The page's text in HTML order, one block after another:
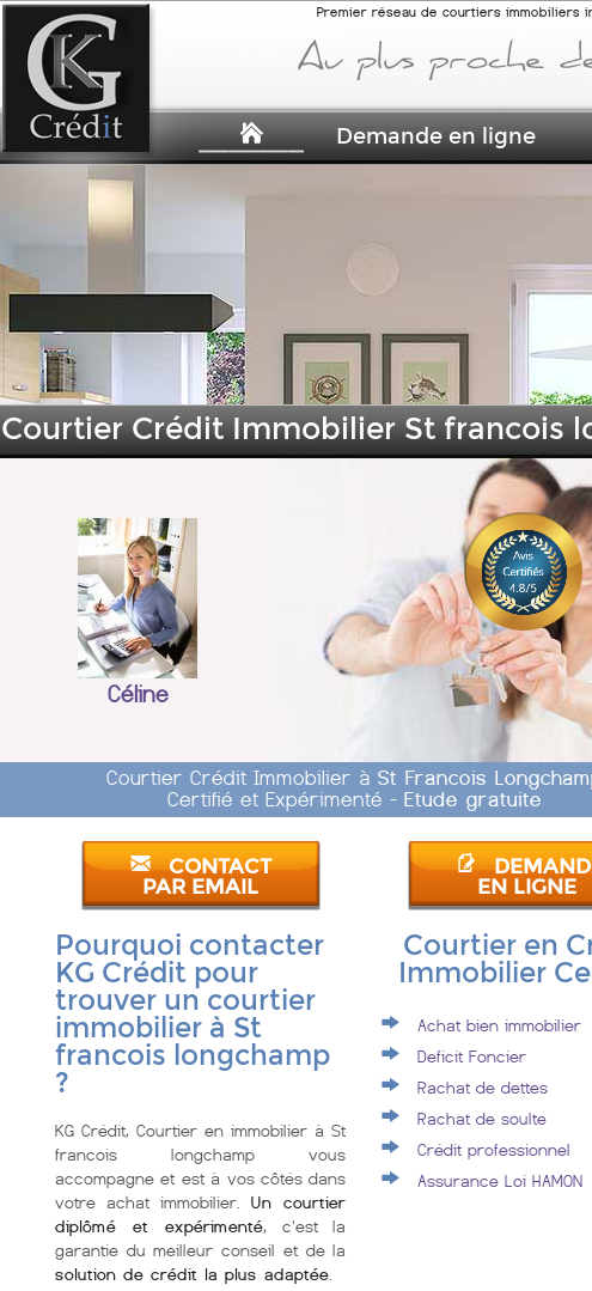
Courtier Crédit Immobilier St francois
Céline
Courtier Crédit Immobilier àSt Francois
Certifié et Expérimenté -Etude gratuite
CONTACT
PAR EMAIL
EN LIGNE
Pourquoi contacter
KG Crédit pour
trouver un courtier
immobilier à St
francois longchamp
?
KG Crédit, Courtier en immobilier à St
francois longchamp vous
accompagne et est à vos côtés dans
votre achat immobilier.Un courtier
diplômé et expérimenté, c'est la
garantie du meilleur conseil et de la
solution de crédit la plus adaptée
Courtier en
Immobilier
Achat bien immobilier
Deficit Foncier
Rachat de dettes
Rachat de soulte
Crédit professionnel
Assurance Loi HAMON
Premier réseau de courtiers immobiliers
Demande en ligne